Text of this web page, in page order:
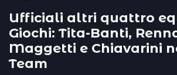
La missione
Italia Team
Ufficiali altri quattro
Giochi: Tita-Banti,
Maggetti e Chiavarini
Team